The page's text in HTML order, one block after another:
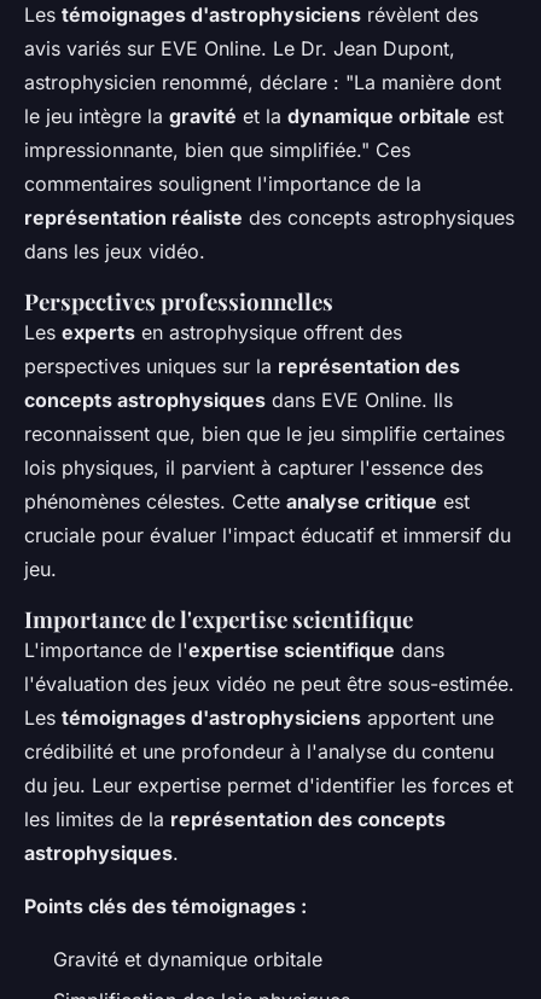
Les témoignages d'astrophysiciens révèlent des
avis variés sur EVE Online. Le Dr. Jean Dupont,
astrophysicien renommé, déclare : "La manière dont
le jeu intègre la gravité et la dynamique orbitale est
impressionnante, bien que simplifiée." Ces
commentaires soulignent l'importance de la
représentation réaliste des concepts astrophysiques
dans les jeux vidéo.
Perspectives professionnelles
Les experts en astrophysique offrent des
perspectives uniques sur la représentation des
concepts astrophysiques dans EVE Online. Ils
reconnaissent que, bien que le jeu simplifie certaines
lois physiques, il parvient à capturer l'essence des
phénomènes célestes. Cette analyse critique est
cruciale pour évaluer l'impact éducatif et immersif du
jeu.
Importance de l'expertise scientifique
L'importance de l'expertise scientifique dans
l'évaluation des jeux vidéo ne peut être sous-estimée.
Les témoignages d'astrophysiciens apportent une
crédibilité et une profondeur à l'analyse du contenu
du jeu. Leur expertise permet d'identifier les forces et
les limites de la représentation des concepts
astrophysiques.
Points clés des témoignages :
Gravité et dynamique orbitale